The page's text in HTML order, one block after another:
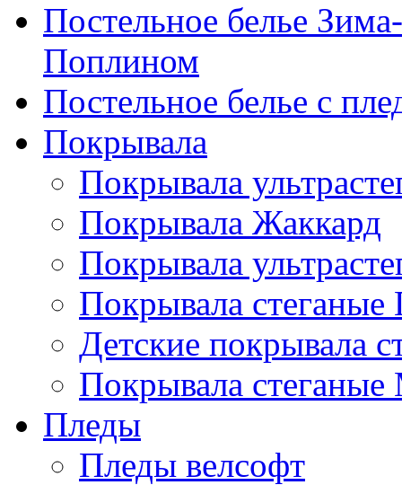
Постельное белье
Поплином
Постельное белье с
Покрывала
Покрывала
Покрывала Жаккард
Покрывала
Покрывала стеганые
Детские покрывала
Покрывала
Пледы
Пледы велсофт